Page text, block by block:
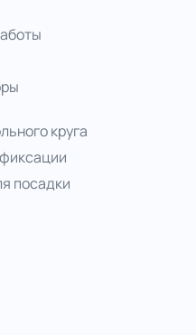
круга
посадки